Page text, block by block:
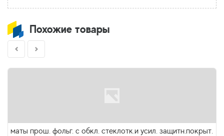
Похожие товары
маты прош. фольг. с обкл. стеклотк.и усил. защитн.покрыт.